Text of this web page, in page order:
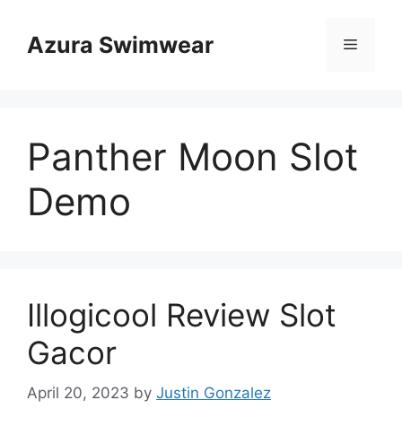
contentAzura Swimwear Menu
Panther Moon Slot
Demo
Illogicool Review Slot
Gacor
April 20, 2023 by Justin Gonzalez